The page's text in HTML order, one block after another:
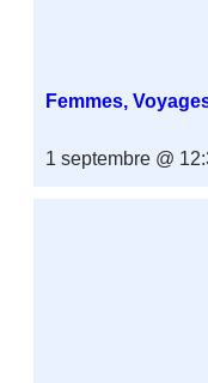
Femmes,
1 septembre @